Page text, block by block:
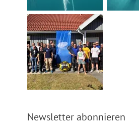
Newsletter abonnieren